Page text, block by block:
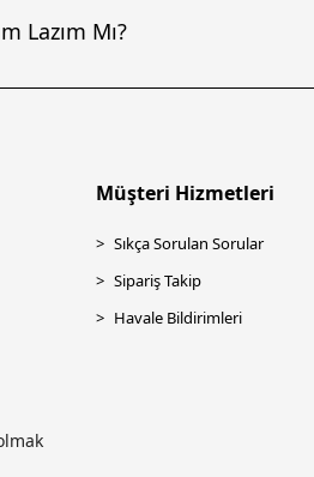
Lazım Mı?
Müşteri Hizmetleri
Sıkça Sorulan Sorular
Sipariş Takip
Havale Bildirimleri